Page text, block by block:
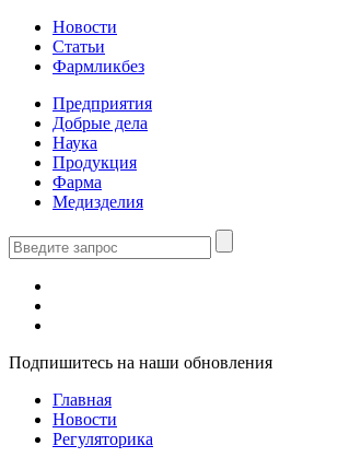
Новости
Статьи
Фармликбез
Предприятия
Добрые дела
Наука
Продукция
Фарма
Медизделия
Подпишитесь на наши обновления
Главная
Новости
Регуляторика